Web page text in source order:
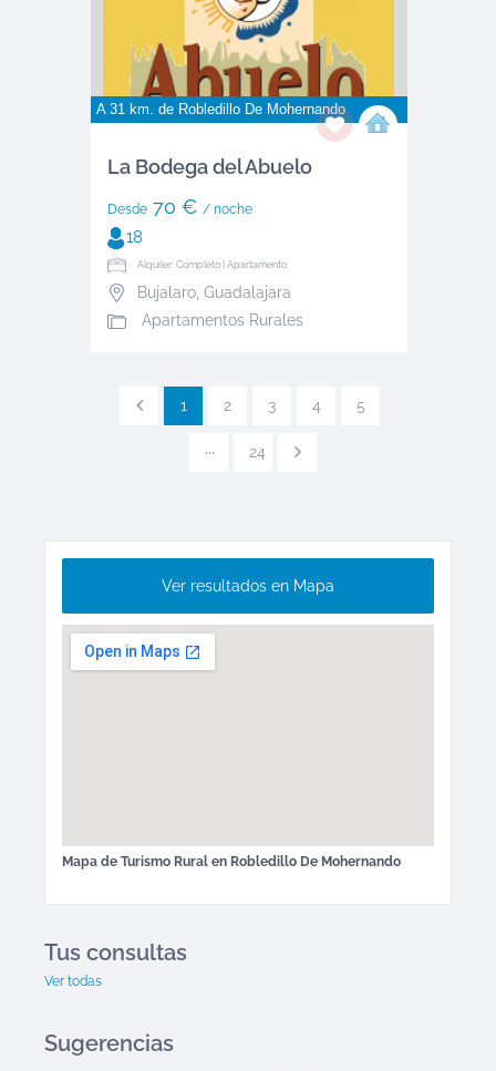
A 31 km. de Robledillo De Mohernando
La Bodega del Abuelo
Desde70 € / noche
18
Alquiler: Completo | Apartamento
Bujalaro, Guadalajara
Apartamentos Rurales
1 2 3 4 5
··· 24
Ver resultados en Mapa
Mapa de Turismo Rural en Robledillo De Mohernando
Tus consultas
Ver todas
Sugerencias